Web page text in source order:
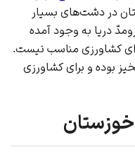
در دشت‌های بسیار
دریا به وجود آمده
کشاورزی مناسب نیست.
بوده و برای کشاورزی